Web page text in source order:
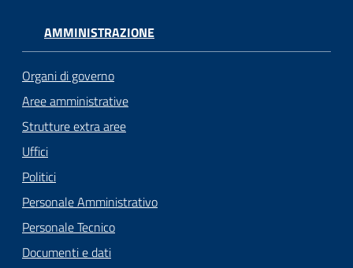
AMMINISTRAZIONE
Organi di governo
Aree amministrative
Strutture extra aree
Uffici
Politici
Personale Amministrativo
Personale Tecnico
Documenti e dati